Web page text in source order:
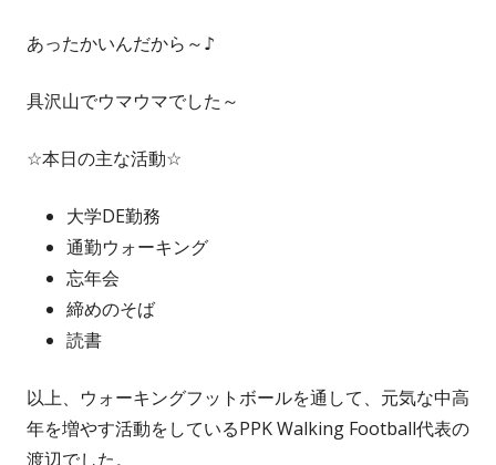
あったかいんだから～♪
具沢山でウマウマでした～
☆本日の主な活動☆
大学DE勤務
通勤ウォーキング
忘年会
締めのそば
読書
以上、ウォーキングフットボールを通して、元気な中高
年を増やす活動をしているPPK Walking Football代表の
渡辺でした。